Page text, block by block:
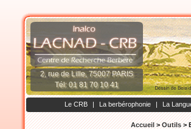
2, rue de Lille, 75007 PARIS
Tél: 01 81 70 10 41
Le CRB | La berbérophonie | La
Accueil>Outils>